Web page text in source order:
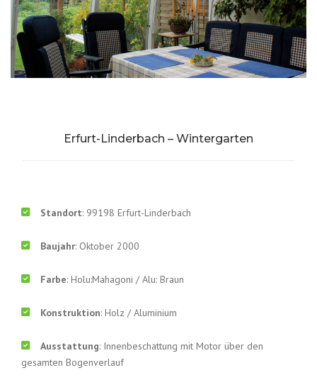
Erfurt-Linderbach – Wintergarten
Standort: 99198 Erfurt-Linderbach
Baujahr: Oktober 2000
Farbe: Holu:Mahagoni / Alu: Braun
Konstruktion: Holz / Aluminium
Ausstattung: Innenbeschattung mit Motor über den
gesamten Bogenverlauf